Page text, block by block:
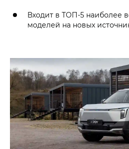
Входит в ТОП-5 наиболее
моделей на новых